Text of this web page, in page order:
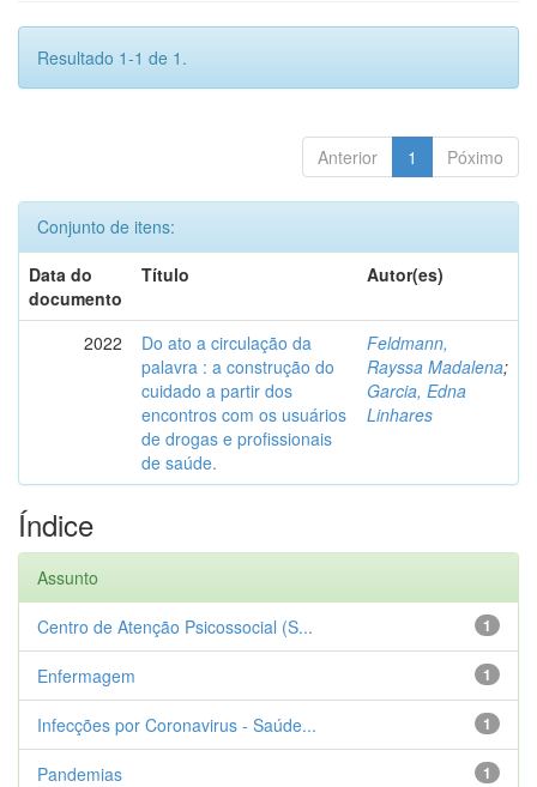
Resultado 1-1 de 1.
Anterior 1 Póximo
Conjunto de itens:
Data do
documento
Título Autor(es)
2022
Do ato a circulação da
palavra : a construção do
cuidado a partir dos
encontros com os usuários
de drogas e profissionais
de saúde.
Feldmann,
Rayssa Madalena;
Garcia, Edna
Linhares
Índice
Assunto
1
Centro de Atenção Psicossocial (S...
1
Enfermagem
1
Infecções por Coronavirus - Saúde...
1
Pandemias